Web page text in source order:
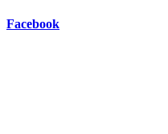
Facebook